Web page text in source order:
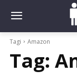
Tagi Amazon
Tag: